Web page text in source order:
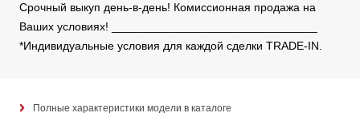
Срочный выкуп день-в-день! Комиссионная продажа на
Ваших условиях! ________________________________
*Индивидуальные условия для каждой сделки TRADE-IN.
Полные характеристики модели в каталоге